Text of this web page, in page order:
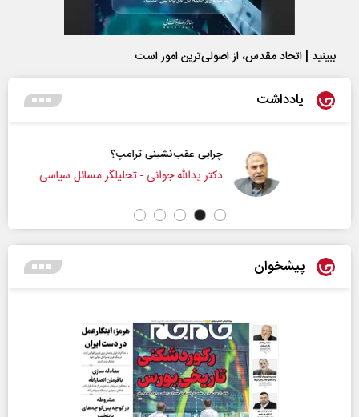
ببینید | اتحاد مقدس، از اصولی‌ترین امور است
یادداشت
چرایی عقب‌نشینی ترامپ؟
دکتر یدالله جوانی - تحلیلگر مسائل سیاسی
پیشخوان